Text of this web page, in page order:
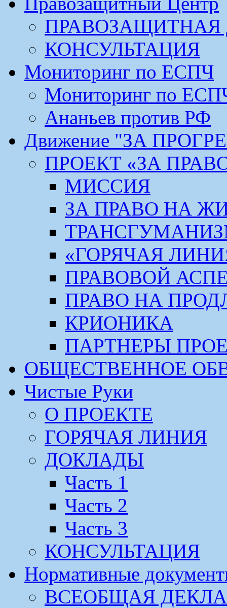
ПРАВОЗАЩИТНАЯ
КОНСУЛЬТАЦИЯ
Мониторинг по ЕСПЧ
Мониторинг по
Ананьев против РФ
Движение "ЗА
ПРОЕКТ «ЗА
МИССИЯ
ЗА ПРАВО НА
«ГОРЯЧАЯ
ПРАВОВОЙ
ПРАВО НА
КРИОНИКА
ПАРТНЕРЫ
ОБЩЕСТВЕННОЕ
Чистые Руки
О ПРОЕКТЕ
ГОРЯЧАЯ ЛИНИЯ
ДОКЛАДЫ
Часть 1
Часть 2
Часть 3
КОНСУЛЬТАЦИЯ
Нормативные
ВСЕОБЩАЯ